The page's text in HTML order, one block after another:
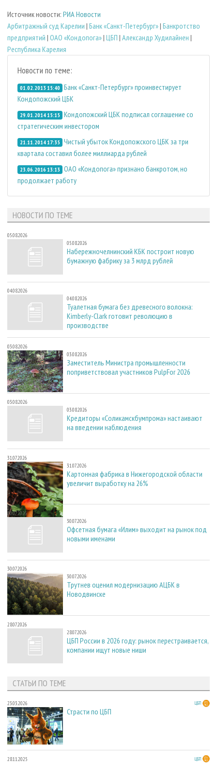
Источник новости: РИА Новости
Арбитражный суд Карелии | Банк «Санкт-Петербург»| Банкротство
предприятий | ОАО «Кондопога»| ЦБП | Александр Худилайнен |
Республика Карелия
Новости по теме:
01.02.2013 15:40 Банк «Санкт-Петербург» проинвестирует
Кондопожский ЦБК
29.01.2014 15:15 Кондопожский ЦБК подписал соглашение со
стратегическим инвестором
21.11.2014 17:35 Чистый убыток Кондопожского ЦБК за три
квартала составил более миллиарда рублей
23.06.2016 13:13 ОАО «Кондопога» признано банкротом, но
продолжает работу
НОВОСТИ ПО ТЕМЕ
05.08.2026
05.08.2026
Набережночелнинский КБК построит новую
бумажную фабрику за 3 млрд рублей
04.08.2026
04.08.2026
Туалетная бумага без древесного волокна:
Kimberly-Clark готовит революцию в
производстве
03.08.2026
03.08.2026
Заместитель Министра промышленности
поприветствовал участников PulpFor 2026
03.08.2026
03.08.2026
Кредиторы «Соликамскбумпрома» настаивают
на введении наблюдения
31.07.2026
31.07.2026
Картонная фабрика в Нижегородской области
увеличит выработку на 26%
30.07.2026
30.07.2026
Офсетная бумага «Илим» выходит на рынок под
новыми именами
30.07.2026
30.07.2026
Трутнев оценил модернизацию АЦБК в
Новодвинске
28.07.2026
28.07.2026
ЦБП России в 2026 году: рынок перестраивается,
компании ищут новые ниши
СТАТЬИ ПО ТЕМЕ
23.03.2026 ЦБП
Страсти по ЦБП
28.11.2025 ЦБП